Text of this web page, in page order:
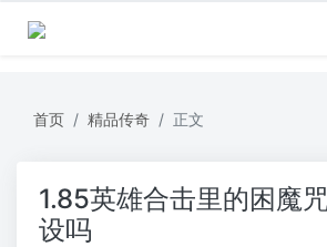
首页 精品传奇 正文
1.85英雄合击里的困魔
设吗